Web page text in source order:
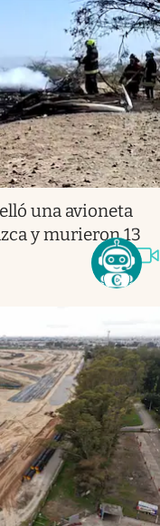
una avioneta
y murieron 13